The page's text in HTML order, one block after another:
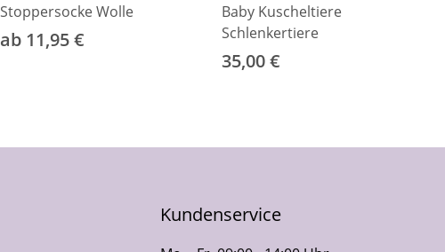
Stoppersocke Wolle
ab 11,95 €
Baby Kuscheltiere
Schlenkertiere
35,00 €
Kundenservice